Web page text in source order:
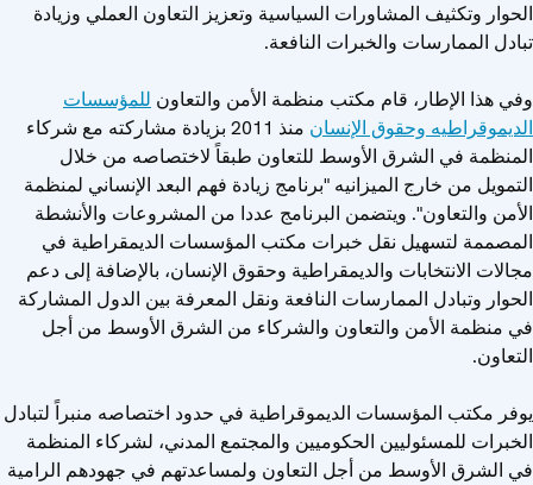
الحوار وتكثيف المشاورات السياسية وتعزيز التعاون العملي وزيادة
تبادل الممارسات والخبرات النافعة.
وفي هذا الإطار، قام مكتب منظمة الأمن والتعاون للمؤسسات
الديموقراطيه وحقوق الإنسان
منذ 2011 بزيادة مشاركته مع شركاء
المنظمة في الشرق الأوسط للتعاون طبقاً لاختصاصه من خلال
التمويل من خارج الميزانيه "برنامج زيادة فهم البعد الإنساني لمنظمة
الأمن والتعاون". ويتضمن البرنامج عددا من المشروعات والأنشطة
المصممة لتسهيل نقل خبرات مكتب المؤسسات الديمقراطية في
مجالات الانتخابات والديمقراطية وحقوق الإنسان، بالإضافة إلى دعم
الحوار وتبادل الممارسات النافعة ونقل المعرفة بين الدول المشاركة
في منظمة الأمن والتعاون والشركاء من الشرق الأوسط من أجل
التعاون.
يوفر مكتب المؤسسات الديموقراطية في حدود اختصاصه منبراً لتبادل
الخبرات للمسئوليين الحكوميين والمجتمع المدني، لشركاء المنظمة
في الشرق الأوسط من أجل التعاون ولمساعدتهم في جهودهم الرامية